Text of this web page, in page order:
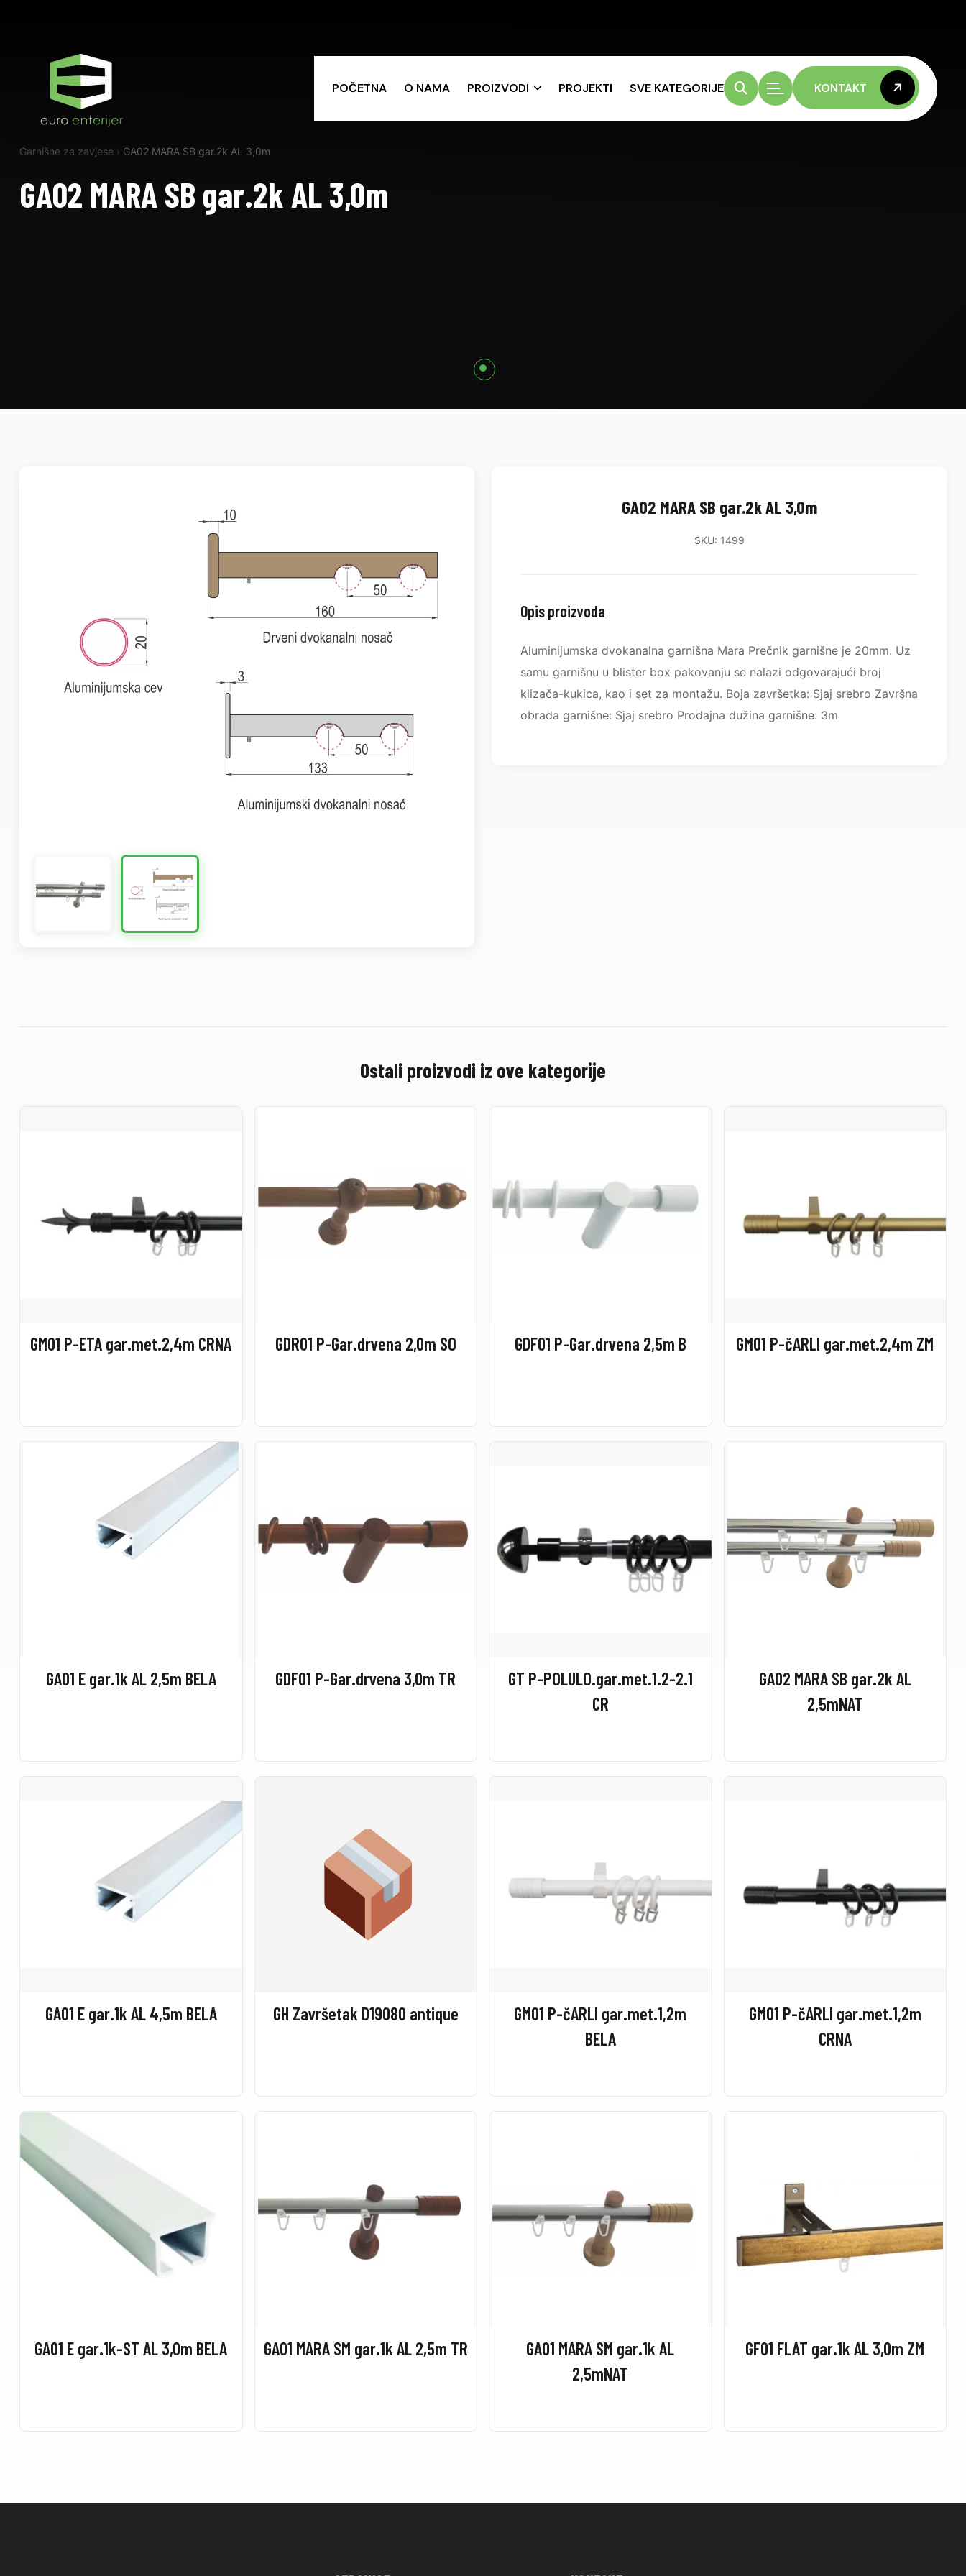
POČETNA O NAMA PROIZVODI PROJEKTI SVE KATEGORIJE KONTAKT
KONTAKT
Garnišne za zavjese › GA02 MARA SB gar.2k AL 3,0m
GA02 MARA SB gar.2k AL 3,0m
GA02 MARA SB gar.2k AL 3,0m
SKU: 1499
Opis proizvoda
Aluminijumska dvokanalna garnišna Mara Prečnik garnišne je 20mm. Uz
samu garnišnu u blister box pakovanju se nalazi odgovarajući broj
klizača-kukica, kao i set za montažu. Boja završetka: Sjaj srebro Završna
obrada garnišne: Sjaj srebro Prodajna dužina garnišne: 3m
Ostali proizvodi iz ove kategorije
GM01 P-ETA gar.met.2,4m CRNA GDR01 P-Gar.drvena 2,0m SO GDF01 P-Gar.drvena 2,5m B GM01 P-čARLI gar.met.2,4m ZM
GA01 E gar.1k AL 2,5m BELA GDF01 P-Gar.drvena 3,0m TR
GT P-POLULO.gar.met.1.2-2.1
CR
GA02 MARA SB gar.2k AL
2,5mNAT
GA01 E gar.1k AL 4,5m BELA GH Završetak D19080 antique
GM01 P-čARLI gar.met.1,2m
BELA
GM01 P-čARLI gar.met.1,2m
CRNA
GA01 E gar.1k-ST AL 3,0m BELA GA01 MARA SM gar.1k AL 2,5m TR
GA01 MARA SM gar.1k AL
2,5mNAT
GF01 FLAT gar.1k AL 3,0m ZM